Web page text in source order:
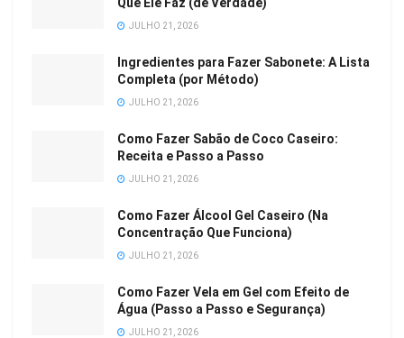
JULHO 21, 2026
Ingredientes para Fazer Sabonete: A Lista
Completa (por Método)
JULHO 21, 2026
Como Fazer Sabão de Coco Caseiro:
Receita e Passo a Passo
JULHO 21, 2026
Como Fazer Álcool Gel Caseiro (Na
Concentração Que Funciona)
JULHO 21, 2026
Como Fazer Vela em Gel com Efeito de
Água (Passo a Passo e Segurança)
JULHO 21, 2026